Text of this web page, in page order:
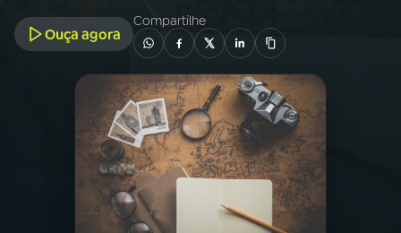
PROGRAMAS
PODCASTS
Ouça agora
Compartilhe